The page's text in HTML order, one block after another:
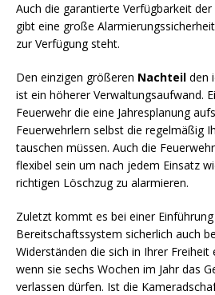
Auch die garantierte Verfügbarkeit
gibt eine große
zur Verfügung steht.
Den einzigen größeren Nachteil den
ist ein höherer Verwaltungsaufwand.
Feuerwehr die eine Jahresplanung
Feuerwehrlern selbst die regelmäßig
tauschen müssen. Auch die
flexibel sein um nach jedem Einsatz
richtigen Löschzug zu alarmieren.
Zuletzt kommt es bei einer
Bereitschaftssystem sicherlich auch
Widerständen die sich in Ihrer Freiheit
wenn sie sechs Wochen im Jahr das
verlassen dürfen. Ist die